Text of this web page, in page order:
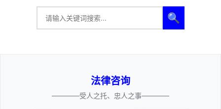
🔍
法律咨询
————受人之托、忠人之事————